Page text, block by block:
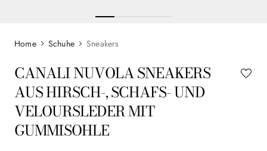
Schuhe Sneakers
CANALI NUVOLA SNEAKERS
AUS HIRSCH-, SCHAFS- UND
VELOURSLEDER MIT
GUMMISOHLE